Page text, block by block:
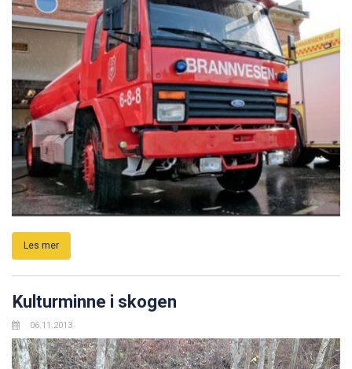
Les mer
Kulturminne i skogen
06.11.2013